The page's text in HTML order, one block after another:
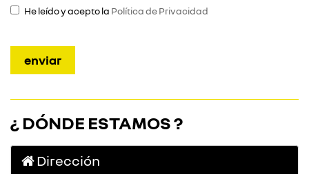
He leído y acepto la Política de Privacidad
¿ DÓNDE ESTAMOS ?
Dirección